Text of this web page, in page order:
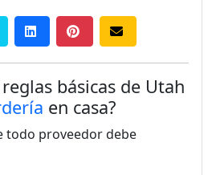
básicas de Utah
en casa?
todo proveedor debe